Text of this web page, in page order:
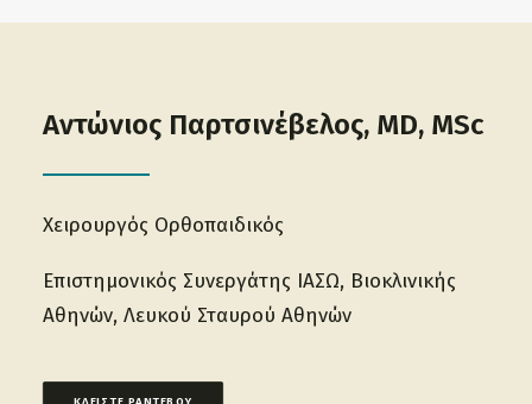
Υποχόνδριο κάταγμα
ανεπάρκειας γόνατος: Αιτία
ξαφνικού πόνου χωρίς
Αντώνιος Παρτσινέβελος, MD, MSc
Χειρουργός Ορθοπαιδικός
Επιστημονικός Συνεργάτης IAΣΩ, Βιοκλινικής
Αθηνών, Λευκού Σταυρού Αθηνών